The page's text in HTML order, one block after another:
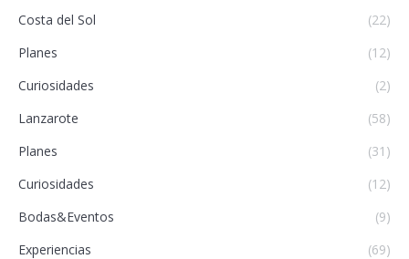
Costa del Sol
(22)
Planes
(12)
Curiosidades
(2)
Lanzarote
(58)
Planes
(31)
Curiosidades
(12)
Bodas&Eventos
(9)
Experiencias
(69)